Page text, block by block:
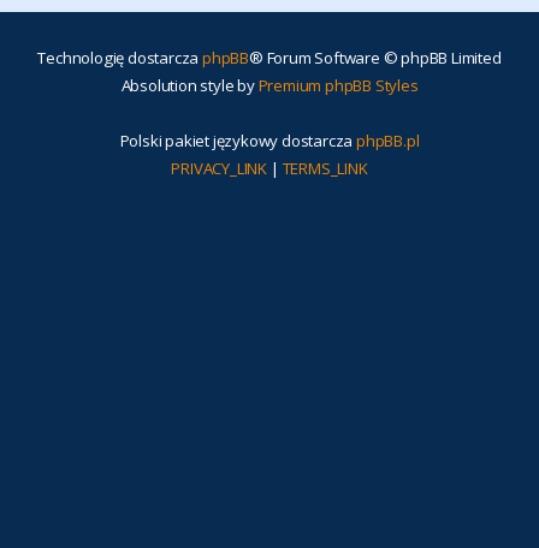
Technologię dostarcza phpBB® Forum Software © phpBB Limited
Absolution style byPremium phpBB Styles
Polski pakiet językowy dostarcza phpBB.pl
PRIVACY_LINK | TERMS_LINK